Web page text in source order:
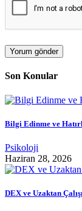
Son Konular
Bilgi Edinme ve
Psikoloji
Haziran 28, 2026
DEX ve Uzaktan